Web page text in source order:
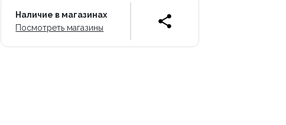
Наличие в магазинах
Посмотреть магазины